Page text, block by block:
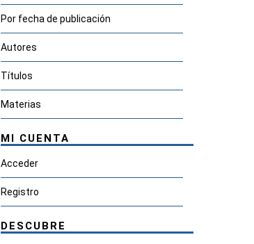
Por fecha de publicación
Autores
Títulos
Materias
MI CUENTA
Acceder
Registro
DESCUBRE